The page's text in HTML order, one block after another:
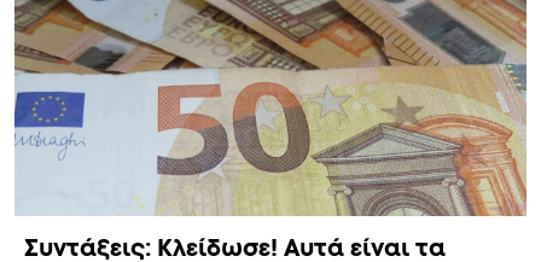
Συντάξεις: Κλείδωσε! Αυτά είναι τα